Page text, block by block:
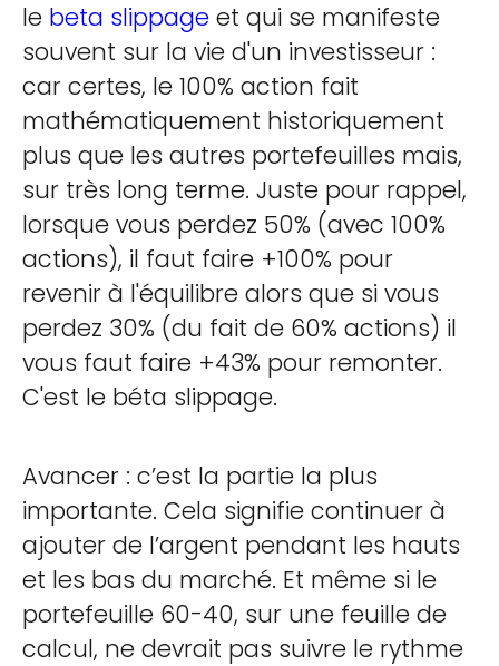
le beta slippage et qui se manifeste
souvent sur la vie d'un investisseur :
car certes, le 100% action fait
mathématiquement historiquement
plus que les autres portefeuilles mais,
sur très long terme. Juste pour rappel,
lorsque vous perdez 50% (avec 100%
actions), il faut faire +100% pour
revenir à l'équilibre alors que si vous
perdez 30% (du fait de 60% actions) il
vous faut faire +43% pour remonter.
C'est le béta slippage.
Avancer : c’est la partie la plus
importante. Cela signifie continuer à
ajouter de l’argent pendant les hauts
et les bas du marché. Et même si le
portefeuille 60-40, sur une feuille de
calcul, ne devrait pas suivre le rythme